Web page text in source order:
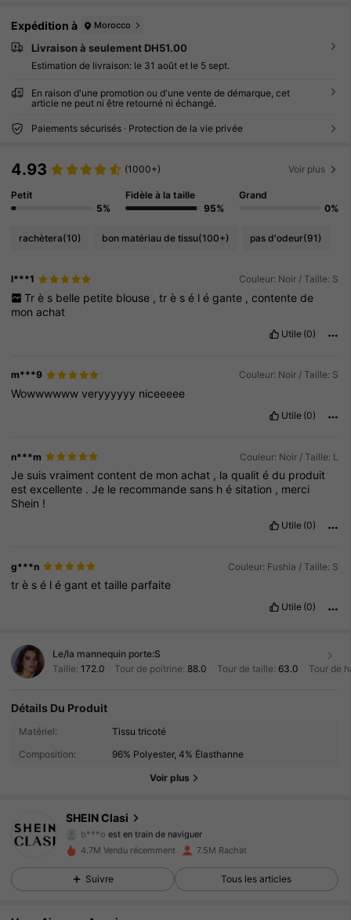
Expédition à Morocco
Livraison à seulement DH51.00
Estimation de livraison: le 31 août et le 5 sept.
En raison d'une promotion ou d'une vente de démarque, cet
article ne peut ni être retourné ni échangé.
Paiements sécurisés · Protection de la vie privée
4.93 (1000+) Voir plus
Petit
5%
Fidèle à la taille
95%
Grand
0%
rachètera(10) bon matériau de tissu(100+) pas d'odeur(91)
l***1 Couleur: Noir / Taille: S
Tr è s belle petite blouse , tr è s é l é gante , contente de
mon achat
Utile (0)
m***9 Couleur: Noir / Taille: S
Wowwwwwwveryyyyyy niceeeee
Utile (0)
n***m Couleur: Noir / Taille: L
Je suisvraimentcontentde mon achat , laqualitédu produit
estexcellente .Je le recommande sans hé sitation , merci
Shein !
Utile (0)
g***n Couleur: Fushia / Taille: S
trè sé légantettaille parfaite
Utile (0)
Le/la mannequin porte:S
Taille: 172.0 Tour de poitrine: 88.0 Tour de taille: 63.0 Tour de
Détails Du Produit
Matériel:
Tissu tricoté
Composition:
96% Polyester, 4% Élasthanne
Voir plus
SHEIN Clasi
823K Suiveurs
b***oest en train de naviguer
4.91
823K Suiveurs
4.91 823K Suiveurs
4.91 823K Suiveurs
4.7M Vendu récemment 7.5M Rachat
Suivre Tous les articles